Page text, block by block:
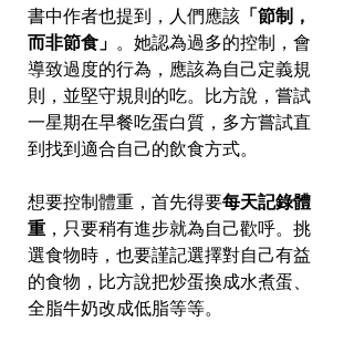
書中作者也提到，人們應該 「節制，
而非節食」 。她認為過多的控制，會
導致過度的行為，應該為自己定義規
則，並堅守規則的吃。比方說，嘗試
一星期在早餐吃蛋白質，多方嘗試直
到找到適合自己的飲食方式。
想要控制體重，首先得要每天記錄體
重 ，只要稍有進步就為自己歡呼。挑
選食物時，也要謹記選擇對自己有益
的食物，比方說把炒蛋換成水煮蛋、
全脂牛奶改成低脂等等。